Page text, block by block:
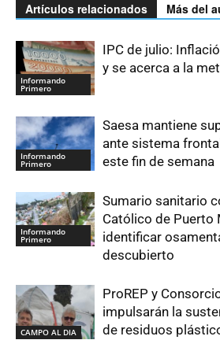
Artículos relacionados Más del
Informando
Primero
IPC de julio:
y se acerca a la
Informando
Primero
Saesa mantiene
ante sistema
este fin de semana
Informando
Primero
Sumario sanitario
Católico de Puerto
identificar
descubierto
CAMPO AL DIA
ProREP y
impulsarán la
de residuos